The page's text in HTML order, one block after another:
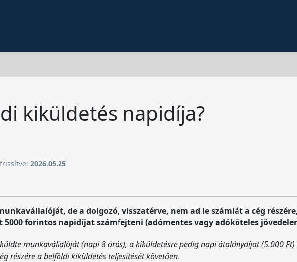
kiküldetés napidíja?
2026.05.25
de a dolgozó, visszatérve, nem ad le számlát a cég
forintos napidíjat számfejteni (adómentes vagy adóköteles
munkavállalóját (napi 8 órás), a kiküldetésre pedig napi átalánydíjat (5.000
részére a belföldi kiküldetés teljesítését követően.